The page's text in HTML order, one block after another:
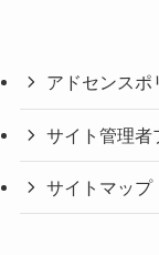
アドセンスポ
サイト管理者
サイトマップ